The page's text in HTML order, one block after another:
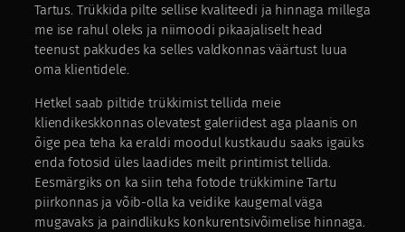
Tartus. Trükkida pilte sellise kvaliteedi ja hinnaga millega
me ise rahul oleks ja niimoodi pikaajaliselt head
teenust pakkudes ka selles valdkonnas väärtust luua
oma klientidele.
Hetkel saab piltide trükkimist tellida meie
kliendikeskkonnas olevatest galeriidest aga plaanis on
õige pea teha ka eraldi moodul kustkaudu saaks igaüks
enda fotosid üles laadides meilt printimist tellida.
Eesmärgiks on ka siin teha fotode trükkimine Tartu
piirkonnas ja võib-olla ka veidike kaugemal väga
mugavaks ja paindlikuks konkurentsivõimelise hinnaga.